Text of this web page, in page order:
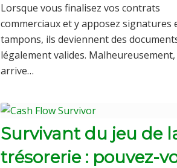
Lorsque vous finalisez vos contrats
commerciaux et y apposez signatures
tampons, ils deviennent des
légalement valides. Malheureusement,
arrive…
Survivant du jeu de
trésorerie : pouvez-